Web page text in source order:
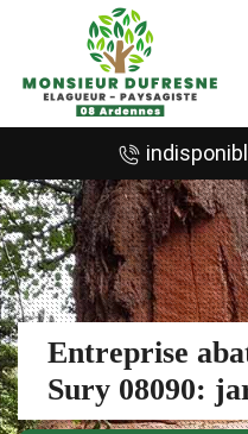
Entreprise
Sury 08090: